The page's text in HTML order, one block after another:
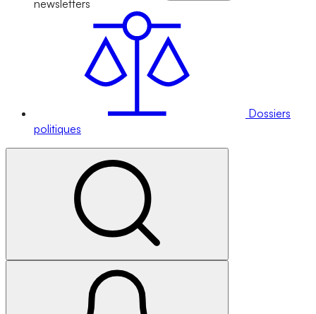
newsletters
Dossiers
politiques